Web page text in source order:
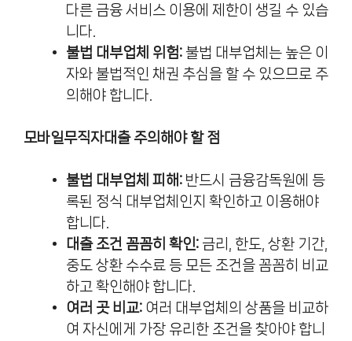
다른 금융 서비스 이용에 제한이 생길 수 있습
니다.
불법 대부업체 위험: 불법 대부업체는 높은 이
자와 불법적인 채권 추심을 할 수 있으므로 주
의해야 합니다.
모바일무직자대출 주의해야 할 점
불법 대부업체 피해: 반드시 금융감독원에 등
록된 정식 대부업체인지 확인하고 이용해야
합니다.
대출 조건 꼼꼼히 확인: 금리, 한도, 상환 기간,
중도 상환 수수료 등 모든 조건을 꼼꼼히 비교
하고 확인해야 합니다.
여러 곳 비교: 여러 대부업체의 상품을 비교하
여 자신에게 가장 유리한 조건을 찾아야 합니